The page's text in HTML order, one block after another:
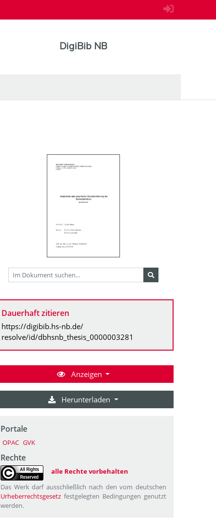
DigiBib NB
Dauerhaft zitieren
https://digibib.hs-nb.de/
resolve/id/dbhsnb_thesis_0000003281
Anzeigen
Herunterladen
Portale
OPAC GVK
Rechte
alle Rechte vorbehalten
Das Werk darf ausschließlich nach den vom deutschen
Urheberrechtsgesetz festgelegten Bedingungen genutzt
werden.